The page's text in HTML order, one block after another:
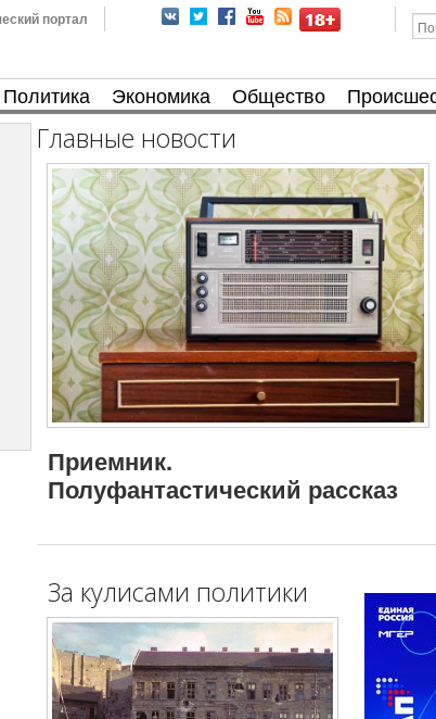
портал
Политика Экономика Общество
Главные новости
Приемник.
Полуфантастический рассказ
За кулисами политики